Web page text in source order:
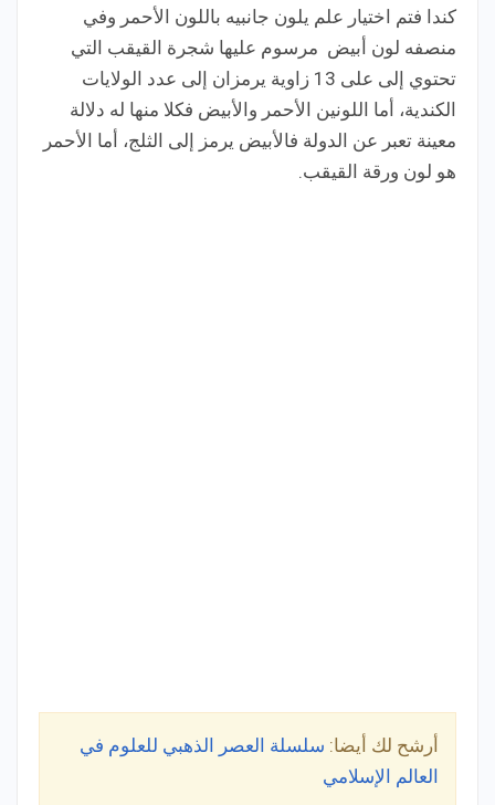
كندا فتم اختيار علم يلون جانبيه باللون الأحمر وفي
منصفه لون أبيض مرسوم عليها شجرة القيقب التي
تحتوي إلى على 13 زاوية يرمزان إلى عدد الولايات
الكندية، أما اللونين الأحمر والأبيض فكلا منها له دلالة
معينة تعبر عن الدولة فالأبيض يرمز إلى الثلج، أما الأحمر
هو لون ورقة القيقب.
أرشح لك أيضا: سلسلة العصر الذهبي للعلوم في
العالم الإسلامي